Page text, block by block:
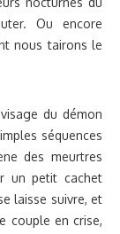
Ou encore
nous tairons le
du démon
séquences
des meurtres
un petit cachet
laisse suivre, et
couple en crise,